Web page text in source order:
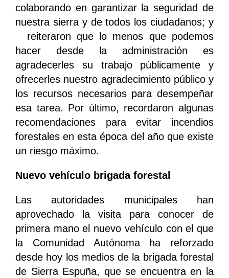
colaborando en garantizar la seguridad de
nuestra sierra y de todos los ciudadanos; y
reiteraron que lo menos que podemos
hacer desde la administración es
agradecerles su trabajo públicamente y
ofrecerles nuestro agradecimiento público y
los recursos necesarios para desempeñar
esa tarea. Por último, recordaron algunas
recomendaciones para evitar incendios
forestales en esta época del año que existe
un riesgo máximo.
Nuevo vehículo brigada forestal
Las autoridades municipales han
aprovechado la visita para conocer de
primera mano el nuevo vehículo con el que
la Comunidad Autónoma ha reforzado
desde hoy los medios de la brigada forestal
de Sierra Espuña, que se encuentra en la